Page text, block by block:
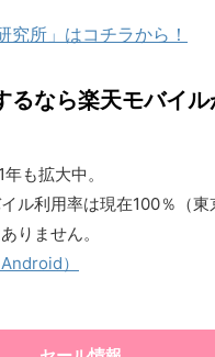
所」はコチラから！
るなら楽天モバイ
も拡大中。
ル利用率は現在100％（東
りません。
）